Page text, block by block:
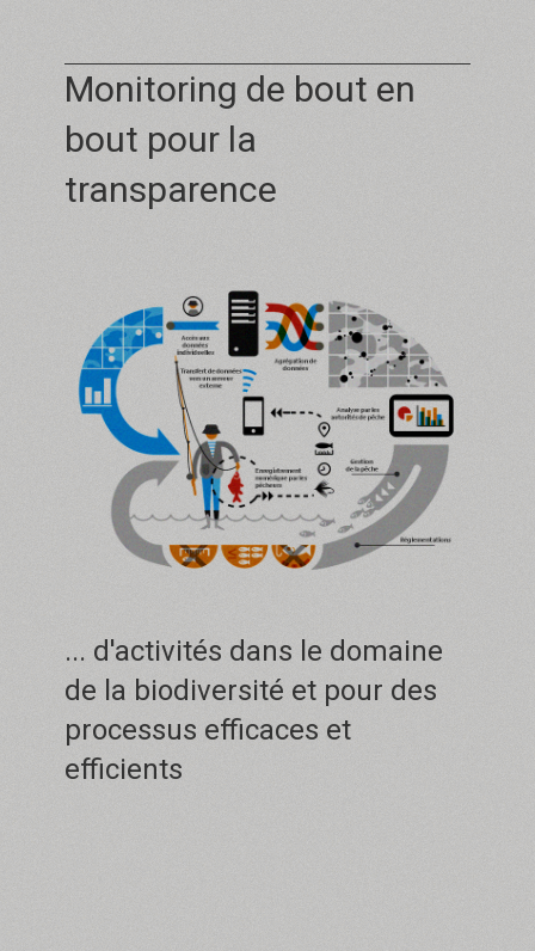
Monitoring de bout en
bout pour la
transparence
... d'activités dans le domaine
de la biodiversité et pour des
processus efficaces et
efficients